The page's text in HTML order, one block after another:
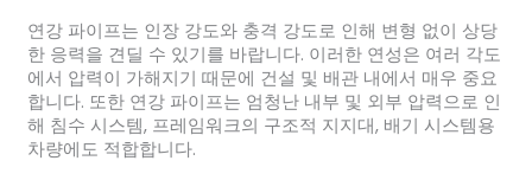
연강 파이프는 인장 강도와 충격 강도로 인해 변형 없이 상당
한 응력을 견딜 수 있기를 바랍니다. 이러한 연성은 여러 각도
에서 압력이 가해지기 때문에 건설 및 배관 내에서 매우 중요
합니다. 또한 연강 파이프는 엄청난 내부 및 외부 압력으로 인
해 침수 시스템, 프레임워크의 구조적 지지대, 배기 시스템용
차량에도 적합합니다.